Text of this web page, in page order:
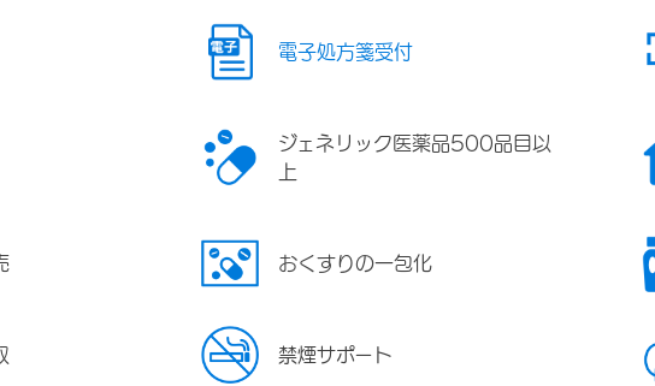
電子処方箋受付
ジェネリック医薬品500品目以
上
おくすりの一包化
禁煙サポート